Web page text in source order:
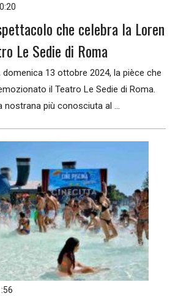
che celebra la Loren
Le Sedie di Roma
domenica 13 ottobre 2024, la pièce che
il Teatro Le Sedie di Roma.
nostrana più conosciuta al ...